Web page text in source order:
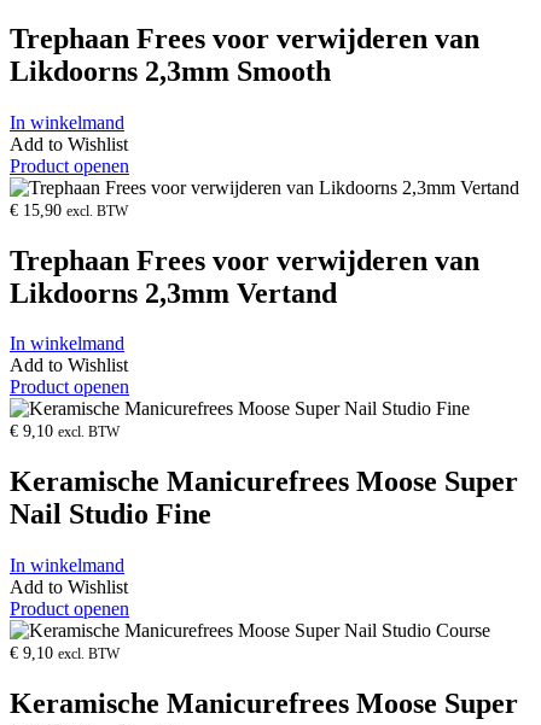
Trephaan Frees voor verwijderen van
Likdoorns 2,3mm Smooth
In winkelmand
Add to Wishlist
Product openen
€ 15,90 excl. BTW
Trephaan Frees voor verwijderen van
Likdoorns 2,3mm Vertand
In winkelmand
Add to Wishlist
Product openen
€ 9,10 excl. BTW
Keramische Manicurefrees Moose Super
Nail Studio Fine
In winkelmand
Add to Wishlist
Product openen
€ 9,10 excl. BTW
Keramische Manicurefrees Moose Super